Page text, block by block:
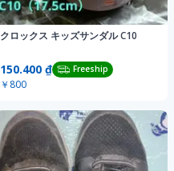
クロックス キッズサンダル C10
150.400 ₫ Freeship
￥800